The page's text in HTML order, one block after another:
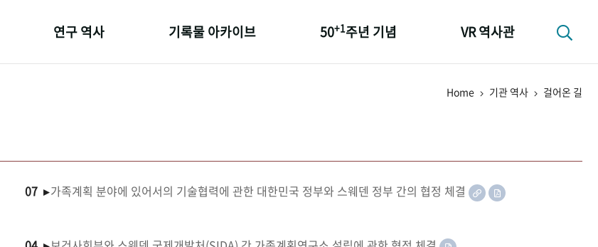
연구 역사 기록물 아카이브 50+1주년 기념 VR 역사관
Home 기관 역사 걸어온 길
07 ▸가족계획 분야에 있어서의 기술협력에 관한 대한민국 정부와 스웨덴 정부 간의 협정 체결